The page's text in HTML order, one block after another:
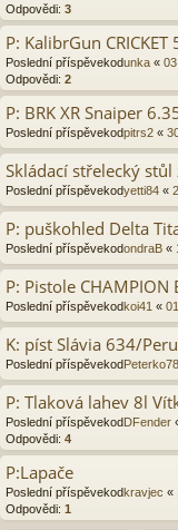
Odpovědi: 3
P: KalibrGun
Poslední příspěvekodunka «
Odpovědi: 2
P: BRK XR Snaiper
Poslední příspěvekodpitrs2 «
Skládací střelecký
Poslední příspěvekodyetti84 «
P: puškohled Delta
Poslední příspěvekodondraB «
P: Pistole CHAMPION
Poslední příspěvekodkoi41 «
K: píst Slávia 634/
Poslední příspěvekodPeterko78
P: Tlaková lahev 8l
Poslední příspěvekodDFender
Odpovědi: 4
P:Lapače
Poslední příspěvekodkravjec «
Odpovědi: 1